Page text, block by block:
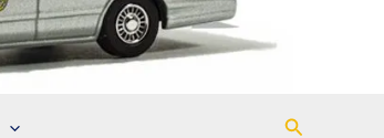
Suchen